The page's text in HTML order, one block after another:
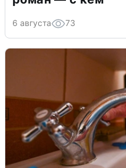
6 августа 73